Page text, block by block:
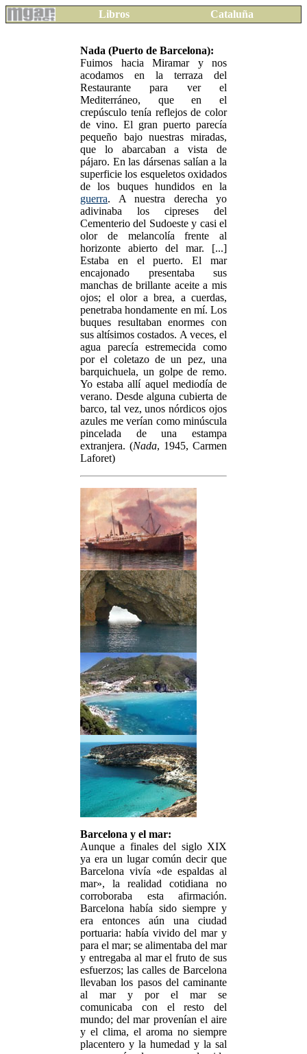
Libros Cataluña
Nada (Puerto de Barcelona):
Fuimos hacia Miramar y nos
acodamos en la terraza del
Restaurante para ver el
Mediterráneo, que en el
crepúsculo tenía reflejos de color
de vino. El gran puerto parecía
pequeño bajo nuestras miradas,
que lo abarcaban a vista de
pájaro. En las dársenas salían a la
superficie los esqueletos oxidados
de los buques hundidos en la
guerra. A nuestra derecha yo
adivinaba los cipreses del
Cementerio del Sudoeste y casi el
olor de melancolía frente al
horizonte abierto del mar. [...]
Estaba en el puerto. El mar
encajonado presentaba sus
manchas de brillante aceite a mis
ojos; el olor a brea, a cuerdas,
penetraba hondamente en mí. Los
buques resultaban enormes con
sus altísimos costados. A veces, el
agua parecía estremecida como
por el coletazo de un pez, una
barquichuela, un golpe de remo.
Yo estaba allí aquel mediodía de
verano. Desde alguna cubierta de
barco, tal vez, unos nórdicos ojos
azules me verían como minúscula
pincelada de una estampa
extranjera. (Nada, 1945, Carmen
Laforet)
Barcelona y el mar:
Aunque a finales del siglo XIX
ya era un lugar común decir que
Barcelona vivía «de espaldas al
mar», la realidad cotidiana no
corroboraba esta afirmación.
Barcelona había sido siempre y
era entonces aún una ciudad
portuaria: había vivido del mar y
para el mar; se alimentaba del mar
y entregaba al mar el fruto de sus
esfuerzos; las calles de Barcelona
llevaban los pasos del caminante
al mar y por el mar se
comunicaba con el resto del
mundo; del mar provenían el aire
y el clima, el aroma no siempre
placentero y la humedad y la sal